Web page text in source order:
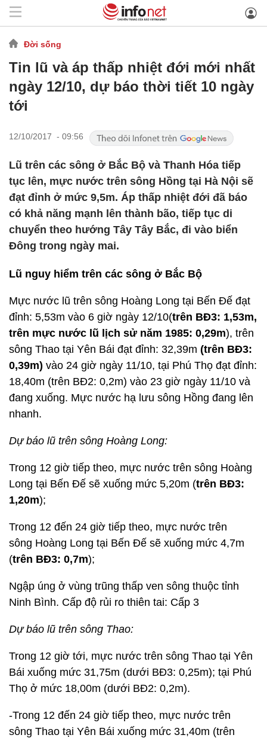
Đời sống
Tin lũ và áp thấp nhiệt đới mới nhất
ngày 12/10, dự báo thời tiết 10 ngày
tới
12/10/2017 - 09:56
Lũ trên các sông ở Bắc Bộ và Thanh Hóa tiếp
tục lên, mực nước trên sông Hồng tại Hà Nội sẽ
đạt đỉnh ở mức 9,5m. Áp thấp nhiệt đới đã báo
có khả năng mạnh lên thành bão, tiếp tục di
chuyển theo hướng Tây Tây Bắc, đi vào biển
Đông trong ngày mai.
Lũ nguy hiểm trên các sông ở Bắc Bộ
Mực nước lũ trên sông Hoàng Long tại Bến Đế đạt
đỉnh: 5,53m vào 6 giờ ngày 12/10(trên BĐ3: 1,53m,
trên mực nước lũ lịch sử năm 1985: 0,29m), trên
sông Thao tại Yên Bái đạt đỉnh: 32,39m (trên BĐ3:
0,39m) vào 24 giờ ngày 11/10, tại Phú Thọ đạt đỉnh:
18,40m (trên BĐ2: 0,2m) vào 23 giờ ngày 11/10 và
đang xuống. Mực nước hạ lưu sông Hồng đang lên
nhanh.
Dự báo lũ trên sông Hoàng Long:
Trong 12 giờ tiếp theo, mực nước trên sông Hoàng
Long tại Bến Đế sẽ xuống mức 5,20m (trên BĐ3:
1,20m);
Trong 12 đến 24 giờ tiếp theo, mực nước trên
sông Hoàng Long tại Bến Đế sẽ xuống mức 4,7m
(trên BĐ3: 0,7m);
Ngập úng ở vùng trũng thấp ven sông thuộc tỉnh
Ninh Bình. Cấp độ rủi ro thiên tai: Cấp 3
Dự báo lũ trên sông Thao:
Trong 12 giờ tới, mực nước trên sông Thao tại Yên
Bái xuống mức 31,75m (dưới BĐ3: 0,25m); tại Phú
Thọ ở mức 18,00m (dưới BĐ2: 0,2m).
-Trong 12 đến 24 giờ tiếp theo, mực nước trên
sông Thao tại Yên Bái xuống mức 31,40m (trên